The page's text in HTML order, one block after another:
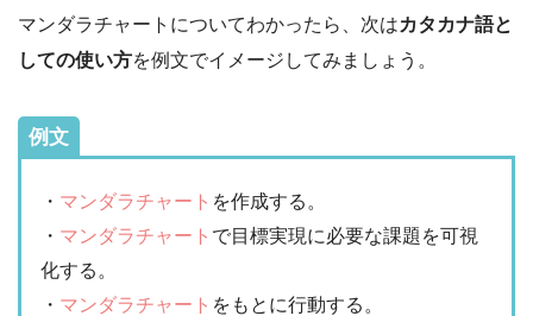
マンダラチャートについてわかったら、次はカタカナ語と
しての使い方を例文でイメージしてみましょう。
例文
・ マンダラチャート を作成する。
・ マンダラチャート で目標実現に必要な課題を可視
化する。
・ マンダラチャート をもとに行動する。